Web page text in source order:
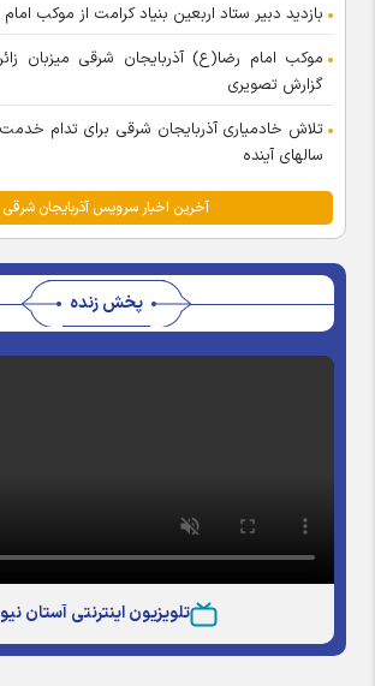
بازدید دبیر ستاد اربعین بنیاد کرامت از موکب
موکب امام رضا(ع) آذربایجان شرقی میزبان
گزارش تصویری
تلاش خادمیاری آذربایجان شرقی برای تدام
سالهای آینده
آخرین اخبار سرویس آذربایجان شرقی
پخش زنده
تلویزیون اینترنتی آستان